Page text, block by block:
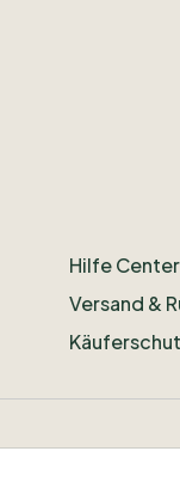
Hilfe Center
Versand &